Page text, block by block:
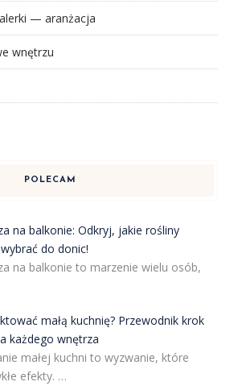
— aranżacja
wnętrzu
POLECAM
na balkonie: Odkryj, jakie rośliny
do donic!
na balkonie to marzenie wielu osób,
małą kuchnię? Przewodnik krok
każdego wnętrza
małej kuchni to wyzwanie, które
efekty. …